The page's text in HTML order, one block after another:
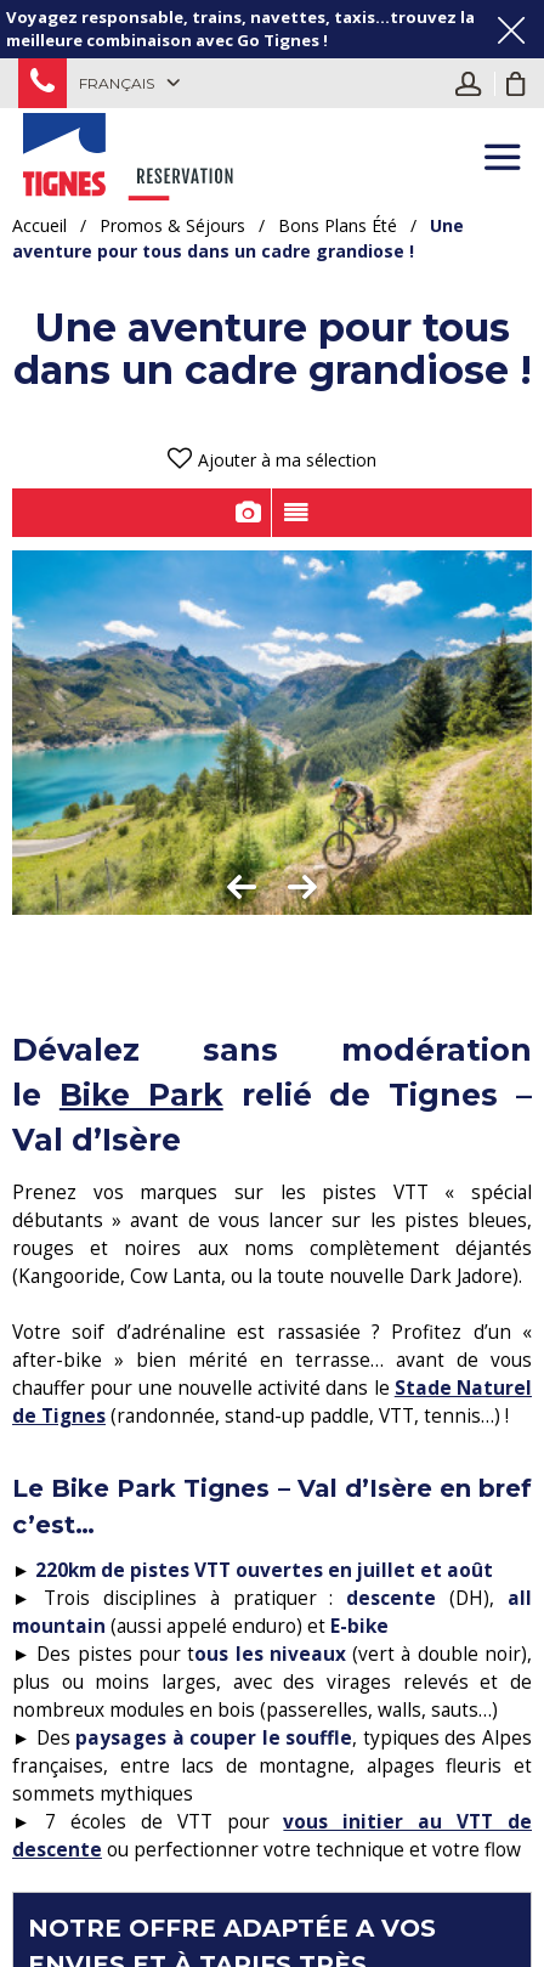
Voyagez responsable, trains, navettes, taxis...trouvez la
meilleure combinaison avec Go Tignes !
FRANÇAIS
Accueil / Promos & Séjours / Bons Plans Été /
Une
aventure pour tous dans un cadre grandiose !
Une aventure pour tous
dans un cadre grandiose !
Ajouter à ma sélection
Dévalez sans modération
le Bike Parkrelié de Tignes –
Val d’Isère
Prenez vos marques sur les pistes VTT « spécial
débutants » avant de vous lancer sur les pistes bleues,
rouges et noires aux noms complètement déjantés
(Kangooride, Cow Lanta, ou la toute nouvelle Dark Jadore).
Votre soif d’adrénaline est rassasiée ? Profitez d’un «
after-bike » bien mérité en terrasse… avant de vous
chauffer pour une nouvelle activité dans le Stade Naturel
de Tignes(randonnée, stand-up paddle, VTT, tennis…) !
Le Bike Park Tignes – Val d’Isère en bref
c’est…
► 220km de pistes VTT ouvertes en juillet et août
► Trois disciplines à pratiquer : descente (DH), all
mountain (aussi appelé enduro) et E-bike
► Des pistes pour tous les niveaux (vert à double noir),
plus ou moins larges, avec des virages relevés et de
nombreux modules en bois (passerelles, walls, sauts…)
► Des paysages à couper le souffle, typiques des Alpes
françaises, entre lacs de montagne, alpages fleuris et
sommets mythiques
► 7 écoles de VTT pour vous initier au VTT de
descente ou perfectionner votre technique et votre flow
NOTRE OFFRE ADAPTÉE A VOS